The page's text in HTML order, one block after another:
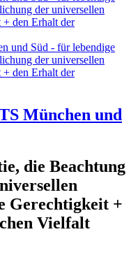
München und
die Beachtung
Gerechtigkeit +
Vielfalt